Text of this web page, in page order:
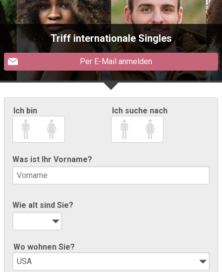
Triff internationale Singles
Per E-Mail anmelden
Ich bin Ich suche nach
Was ist Ihr Vorname?
Wie alt sind Sie?
Wo wohnen Sie?